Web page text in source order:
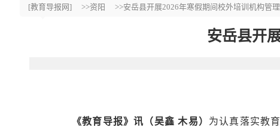
[教育导报网] >>资阳 >>安岳县开展2026年寒假期间校外培训机构管
安岳县开
《教育导报》讯（吴鑫 木易） 为认真落实教